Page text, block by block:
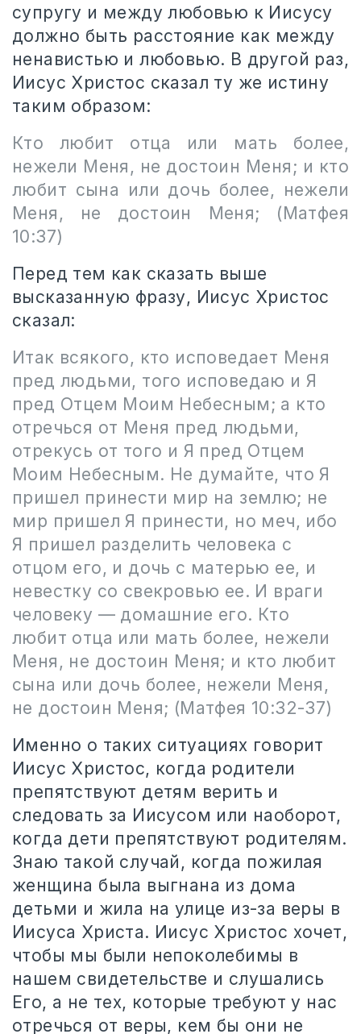
супругу и между любовью к Иисусу
должно быть расстояние как между
ненавистью и любовью. В другой раз,
Иисус Христос сказал ту же истину
таким образом:
Кто любит отца или мать более,
нежели Меня, не достоин Меня; и кто
любит сына или дочь более, нежели
Меня, не достоин Меня;
(Матфея
10:37)
Перед тем как сказать выше
высказанную фразу, Иисус Христос
сказал:
Итак всякого, кто исповедает Меня
пред людьми, того исповедаю и Я
пред Отцем Моим Небесным; а кто
отречься от Меня пред людьми,
отрекусь от того и Я пред Отцем
Моим Небесным. Не думайте, что Я
пришел принести мир на землю; не
мир пришел Я принести, но меч, ибо
Я пришел разделить человека с
отцом его, и дочь с матерью ее, и
невестку со свекровью ее. И враги
человеку — домашние его. Кто
любит отца или мать более, нежели
Меня, не достоин Меня; и кто любит
сына или дочь более, нежели Меня,
не достоин Меня; (Матфея 10:32-37)
Именно о таких ситуациях говорит
Иисус Христос, когда родители
препятствуют детям верить и
следовать за Иисусом или наоборот,
когда дети препятствуют родителям.
Знаю такой случай, когда пожилая
женщина была выгнана из дома
детьми и жила на улице из-за веры в
Иисуса Христа. Иисус Христос хочет,
чтобы мы были непоколебимы в
нашем свидетельстве и слушались
Его, а не тех, которые требуют у нас
отречься от веры, кем бы они не